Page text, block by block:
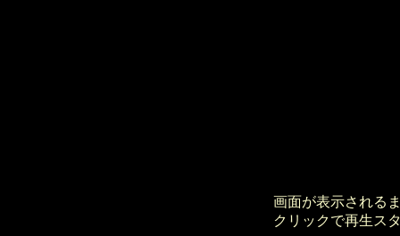
画面が表示される
クリックで再生ス